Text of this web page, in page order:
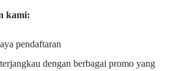
kami:
pendaftaran
dengan berbagai promo yang